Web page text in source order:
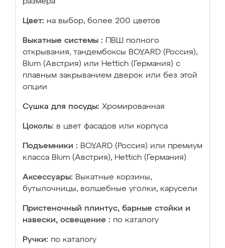
Цвет: на выбор, более 200 цветов
Выкатные системы :
ПВШ полного
открывания, тандембоксы BOYARD (Россия),
Blum (Австрия) или Hettich (Германия) с
плавным закрыванием дверок или без этой
опции
Сушка для посуды: Хромированная
Цоколь: в цвет фасадов или корпуса
Подъемники : BOYARD (Россия) или премиум
класса Blum (Австрия), Hettich (Германия)
Аксессуары: Выкатные корзины,
бутылочницы, волшебные уголки, карусели
Пристеночный плинтус, барные стойки и
навески, освещение : по каталогу
Ручки: по каталогу